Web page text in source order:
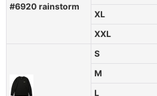
#6920 rainstorm
XL
XXL
S
M
L